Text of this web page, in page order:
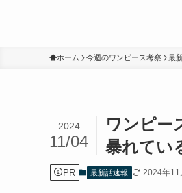
ホーム 今週のワンピース考察 最
ワンピー
暴れてい
2024
11/04
PR 最新話速報 2024年11